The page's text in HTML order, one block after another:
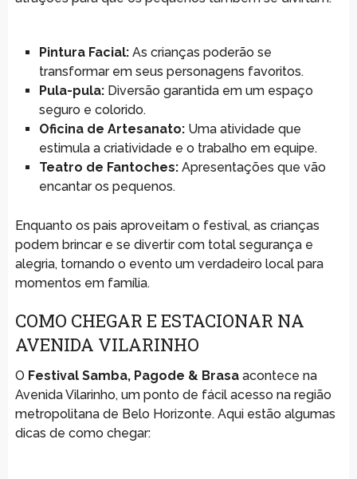
Pintura Facial:As crianças poderão se
transformar em seus personagens favoritos.
Pula-pula:Diversão garantida em um espaço
seguro e colorido.
Oficina de Artesanato:Uma atividade que
estimula a criatividade e o trabalho em equipe.
Teatro de Fantoches:Apresentações que vão
encantar os pequenos.
Enquanto os pais aproveitam o festival, as crianças
podem brincar e se divertir com total segurança e
alegria, tornando o evento um verdadeiro local para
momentos em família.
COMO CHEGAR E ESTACIONAR NA
AVENIDA VILARINHO
O Festival Samba, Pagode & Brasaacontece na
Avenida Vilarinho, um ponto de fácil acesso na região
metropolitana de Belo Horizonte. Aqui estão algumas
dicas de como chegar: